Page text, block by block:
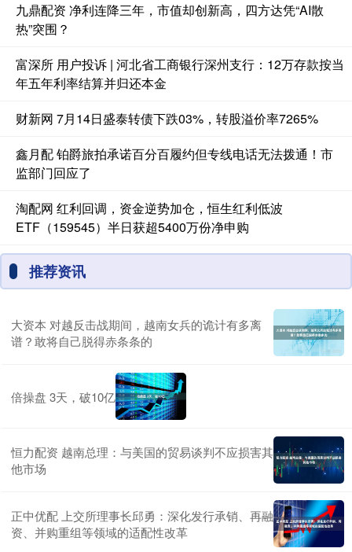
九鼎配资 净利连降三年，市值却创新高，四方达凭“AI散
热”突围？
富深所 用户投诉 | 河北省工商银行深州支行：12万存款按当
年五年利率结算并归还本金
财新网 7月14日盛泰转债下跌03%，转股溢价率7265%
鑫月配 铂爵旅拍承诺百分百履约但专线电话无法拨通！市
监部门回应了
淘配网 红利回调，资金逆势加仓，恒生红利低波
ETF（159545）半日获超5400万份净申购
推荐资讯
大资本 对越反击战期间，越南女兵的诡计有多离
谱？敢将自己脱得赤条条的
倍操盘 3天，破10亿
恒力配资 越南总理：与美国的贸易谈判不应损害其
他市场
正中优配 上交所理事长邱勇：深化发行承销、再融
资、并购重组等领域的适配性改革